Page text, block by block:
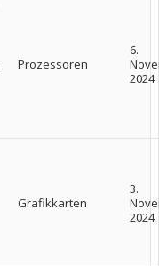
Prozessoren
6.
2024
Grafikkarten
3.
2024